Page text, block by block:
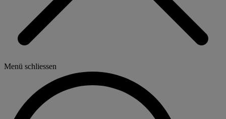
Menü schliessen